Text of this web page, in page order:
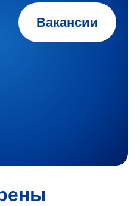
Вакансии